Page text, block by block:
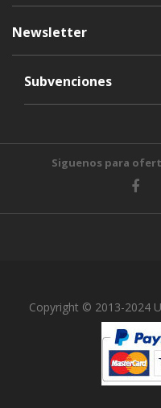
Newsletter
Subvenciones
Siguenos para
Copyright © 2013-2024